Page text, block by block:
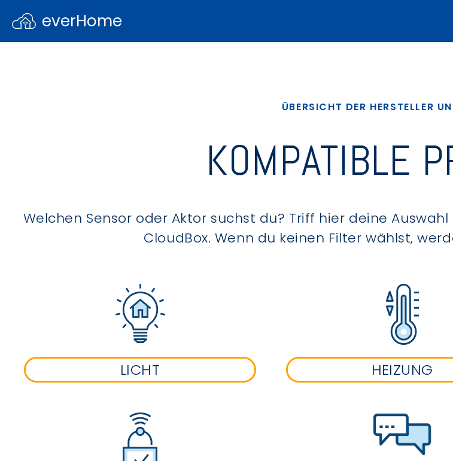
everHome
ÜBERSICHT DER HERSTELLER
KOMPATIBLE
Welchen Sensor oder Aktor suchst du? Triff hier deine
CloudBox. Wenn du keinen Filter wählst,
LICHT HEIZUNG